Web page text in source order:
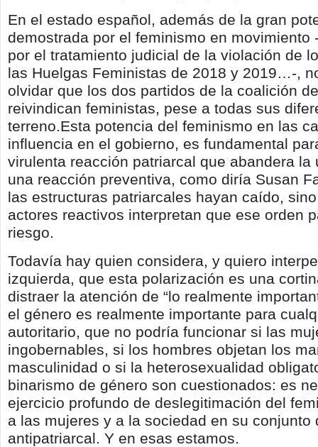
En el estado español, además de la gran
demostrada por el feminismo en movimiento
por el tratamiento judicial de la violación de
las Huelgas Feministas de 2018 y 2019…-,
olvidar que los dos partidos de la coalición
reivindican feministas, pese a todas sus
terreno.Esta potencia del feminismo en las
influencia en el gobierno, es fundamental
virulenta reacción patriarcal que abandera la
una reacción preventiva, como diría Susan
las estructuras patriarcales hayan caído,
actores reactivos interpretan que ese orden
riesgo.
Todavía hay quien considera, y quiero
izquierda, que esta polarización es una
distraer la atención de “lo realmente
el género es realmente importante para
autoritario, que no podría funcionar si las
ingobernables, si los hombres objetan los
masculinidad o si la heterosexualidad
binarismo de género son cuestionados: es
ejercicio profundo de deslegitimación del
a las mujeres y a la sociedad en su conjunto
antipatriarcal. Y en esas estamos.